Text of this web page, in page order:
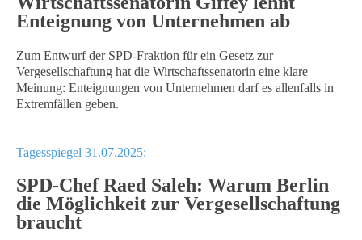
Enteignung von Unternehmen ab
Zum Entwurf der SPD-Fraktion für ein Gesetz zur
Vergesellschaftung hat die Wirtschaftssenatorin eine klare
Meinung: Enteignungen von Unternehmen darf es allenfalls in
Extremfällen geben.
Tagesspiegel 31.07.2025:
SPD-Chef Raed Saleh: Warum Berlin
die Möglichkeit zur Vergesellschaftung
braucht